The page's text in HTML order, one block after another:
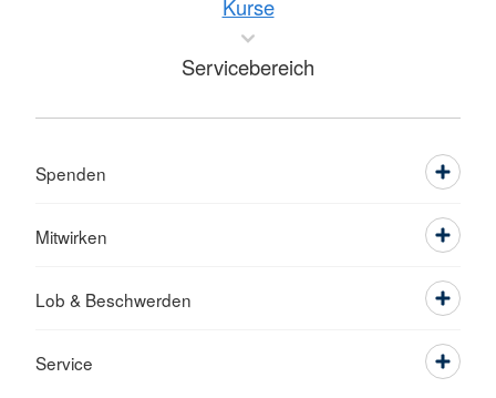
Kurse
Servicebereich
Spenden
Mitwirken
Lob & Beschwerden
Service